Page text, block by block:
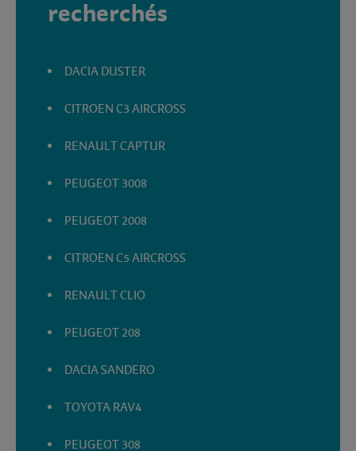
recherchés
DACIA DUSTER
CITROEN C3 AIRCROSS
RENAULT CAPTUR
PEUGEOT 3008
PEUGEOT 2008
CITROEN C5 AIRCROSS
RENAULT CLIO
PEUGEOT 208
DACIA SANDERO
TOYOTA RAV4
PEUGEOT 308